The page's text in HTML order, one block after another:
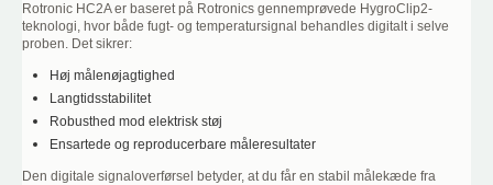
Rotronic HC2A er baseret på Rotronics gennemprøvede HygroClip2-
teknologi, hvor både fugt- og temperatursignal behandles digitalt i selve
proben. Det sikrer:
Høj målenøjagtighed
Langtidsstabilitet
Robusthed mod elektrisk støj
Ensartede og reproducerbare måleresultater
Den digitale signaloverførsel betyder, at du får en stabil målekæde fra